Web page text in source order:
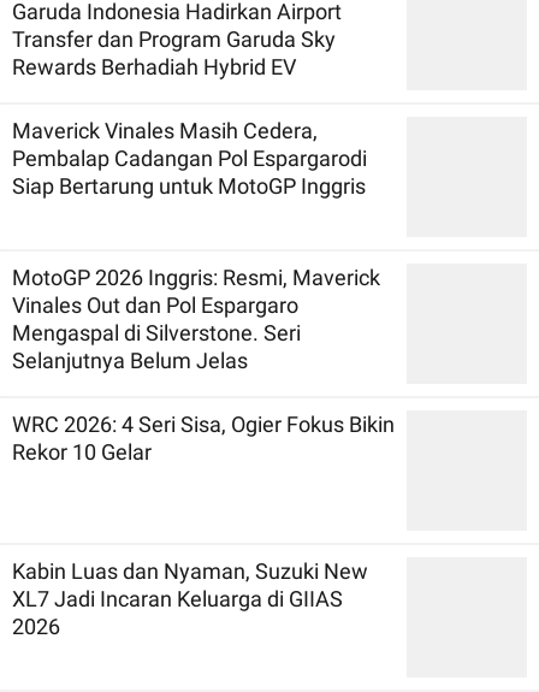
Garuda Indonesia Hadirkan Airport
Transfer dan Program Garuda Sky
Rewards Berhadiah Hybrid EV
Maverick Vinales Masih Cedera,
Pembalap Cadangan Pol Espargarodi
Siap Bertarung untuk MotoGP Inggris
MotoGP 2026 Inggris: Resmi, Maverick
Vinales Out dan Pol Espargaro
Mengaspal di Silverstone. Seri
Selanjutnya Belum Jelas
WRC 2026: 4 Seri Sisa, Ogier Fokus Bikin
Rekor 10 Gelar
Kabin Luas dan Nyaman, Suzuki New
XL7 Jadi Incaran Keluarga di GIIAS
2026